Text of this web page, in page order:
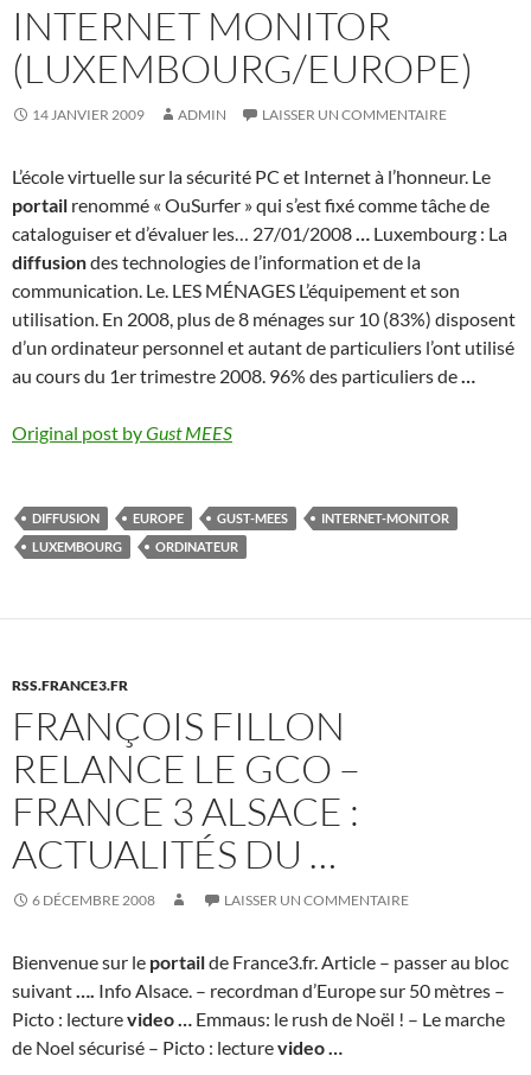
INTERNET MONITOR
(LUXEMBOURG/EUROPE)
14 JANVIER 2009 ADMIN LAISSER UN COMMENTAIRE
L’école virtuelle sur la sécurité PC et Internet à l’honneur. Le
portail renommé « OuSurfer » qui s’est fixé comme tâche de
cataloguiser et d’évaluer les… 27/01/2008… Luxembourg : La
diffusiondes technologies de l’information et de la
communication. Le. LES MÉNAGES L’équipement et son
utilisation. En 2008, plus de 8 ménages sur 10 (83%) disposent
d’un ordinateur personnel et autant de particuliers l’ont utilisé
au cours du 1er trimestre 2008. 96% des particuliers de…
Original post byGust MEES
DIFFUSION EUROPE GUST-MEES
INTERNET-MONITOR
LUXEMBOURG
ORDINATEUR
RSS.FRANCE3.FR
FRANÇOIS FILLON
RELANCE LE GCO –
FRANCE 3 ALSACE :
ACTUALITÉS DU …
6 DÉCEMBRE 2008 LAISSER UN COMMENTAIRE
Bienvenue sur le portailde France3.fr. Article – passer au bloc
suivant…. Info Alsace. – recordman d’Europe sur 50 mètres –
Picto : lecturevideo… Emmaus: le rush de Noël ! – Le marche
de Noel sécurisé – Picto : lecturevideo…